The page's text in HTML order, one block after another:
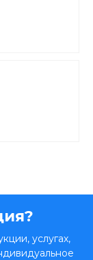
услугах,